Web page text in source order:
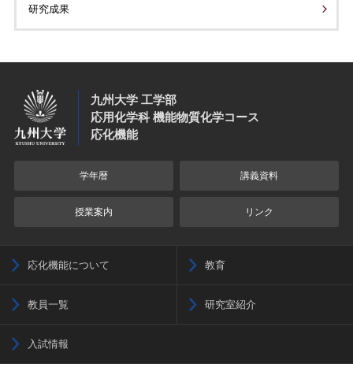
研究成果
九州大学 工学部
応用化学科 機能物質化学コース
応化機能
学年暦 講義資料
授業案内 リンク
応化機能について 教育
教員一覧 研究室紹介
入試情報